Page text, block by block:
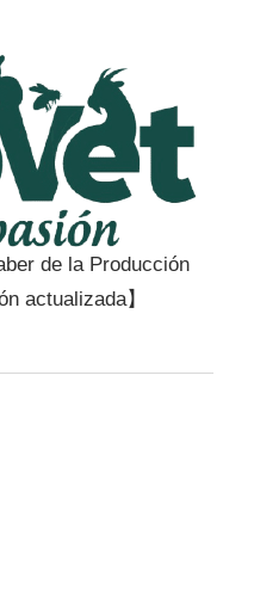
de la Producción
actualizada】